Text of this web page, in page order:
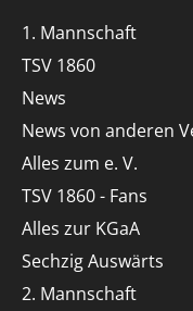
1. Mannschaft
TSV 1860
News
News von anderen
Alles zum e. V.
TSV 1860 - Fans
Alles zur KGaA
Sechzig Auswärts
2. Mannschaft